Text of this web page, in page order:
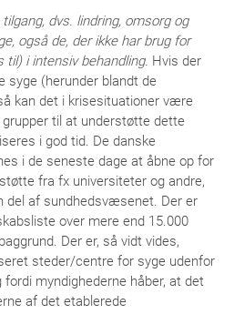
dvs. lindring, omsorg og
også de, der ikke har brug for
til) i intensiv behandling. Hvis der
(herunder blandt de
kan det i krisesituationer være
til at understøtte dette
i god tid. De danske
i de seneste dage at åbne op for
fra fx universiteter og andre,
del af sundhedsvæsenet. Der er
over mere end 15.000
Der er, så vidt vides,
steder/centre for syge udenfor
myndighederne håber, at det
af det etablerede